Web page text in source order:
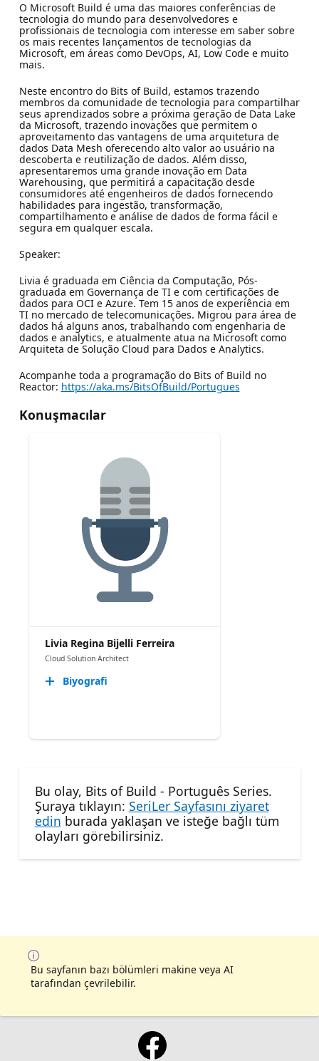
O Microsoft Build é uma das maiores conferências de
tecnologia do mundo para desenvolvedores e
profissionais de tecnologia com interesse em saber sobre
os mais recentes lançamentos de tecnologias da
Microsoft, em áreas como DevOps, AI, Low Code e muito
mais.
Neste encontro do Bits of Build, estamos trazendo
membros da comunidade de tecnologia para compartilhar
seus aprendizados sobre a próxima geração de Data Lake
da Microsoft, trazendo inovações que permitem o
aproveitamento das vantagens de uma arquitetura de
dados Data Mesh oferecendo alto valor ao usuário na
descoberta e reutilização de dados. Além disso,
apresentaremos uma grande inovação em Data
Warehousing, que permitirá a capacitação desde
consumidores até engenheiros de dados fornecendo
habilidades para ingestão, transformação,
compartilhamento e análise de dados de forma fácil e
segura em qualquer escala.
Speaker:
Livia é graduada em Ciência da Computação, Pós-
graduada em Governança de TI e com certificações de
dados para OCI e Azure. Tem 15 anos de experiência em
TI no mercado de telecomunicações. Migrou para área de
dados há alguns anos, trabalhando com engenharia de
dados e analytics, e atualmente atua na Microsoft como
Arquiteta de Solução Cloud para Dados e Analytics.
Acompanhe toda a programação do Bits of Build no
Reactor: https://aka.ms/BitsOfBuild/Portugues
Konuşmacılar
Livia Regina Bijelli Ferreira
Cloud Solution Architect
Biyografi
Bu olay, Bits of Build - Português Series.
Şuraya tıklayın: SeriLer Sayfasını ziyaret
edin burada yaklaşan ve isteğe bağlı tüm
olayları görebilirsiniz.
Bu sayfanın bazı bölümleri makine veya AI
tarafından çevrilebilir.